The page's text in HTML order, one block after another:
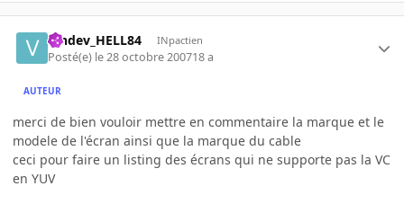
Vindev_HELL84 INpactien
Posté(e) le 28 octobre 200718 a
AUTEUR
merci de bien vouloir mettre en commentaire la marque et le
modele de l'écran ainsi que la marque du cable
ceci pour faire un listing des écrans qui ne supporte pas la VC
en YUV